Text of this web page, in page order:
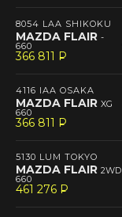
8054 LAA SHIKOKU
MAZDA FLAIR -
660
366 811 P
--
4116 IAA OSAKA
MAZDA FLAIR XG
660
366 811 P
--
5130 LUM TOKYO
MAZDA FLAIR 2WD
660
461 276 P
--